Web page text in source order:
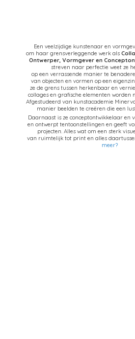
Een veelzijdige kunstenaar en
om haar grensverleggende werk als
Ontwerper, Vormgever en
streven naar perfectie weet ze
op een verrassende manier te
van objecten en vormen op een
ze de grens tussen herkenbaar en
collages en grafische elementen worden
Afgestudeerd van kunstacademie
manier beelden te creëren die een
Daarnaast is ze conceptontwikkelaar en
en ontwerpt tentoonstellingen en geeft
projecten. Alles wat om een sterk
van ruimtelijk tot print en alles
meer?